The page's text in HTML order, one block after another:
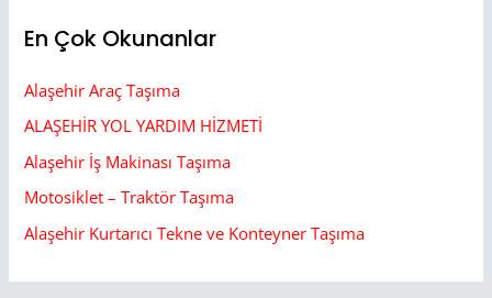
En Çok Okunanlar
Alaşehir Araç Taşıma
ALAŞEHİR YOL YARDIM HİZMETİ
Alaşehir İş Makinası Taşıma
Motosiklet – Traktör Taşıma
Alaşehir Kurtarıcı Tekne ve Konteyner Taşıma